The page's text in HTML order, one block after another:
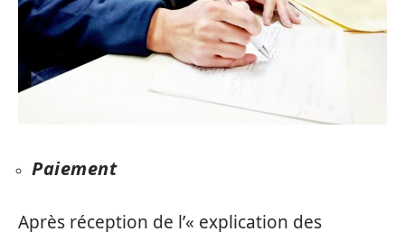
Paiement
Après réception de l’« explication des